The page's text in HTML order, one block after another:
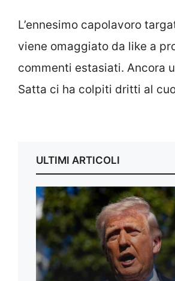
L’ennesimo capolavoro
viene omaggiato da like a
commenti estasiati. Ancora
Satta ci ha colpiti dritti al
ULTIMI ARTICOLI